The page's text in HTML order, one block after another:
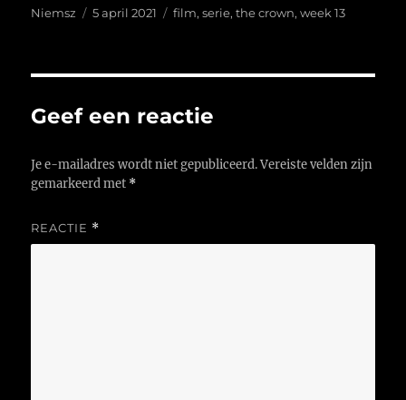
Auteur
Niemsz
Geplaatst
5 april 2021 Tags
film,serie,the crown,week 13
Geef een reactie
Je e-mailadres wordt niet gepubliceerd. Vereiste velden zijn
gemarkeerd met *
REACTIE *